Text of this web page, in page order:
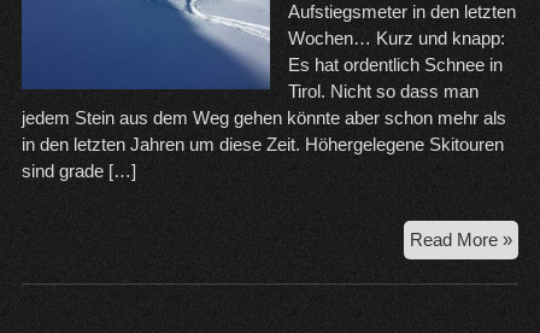
Aufstiegsmeter in den letzten
Wochen… Kurz und knapp:
Es hat ordentlich Schnee in
Tirol. Nicht so dass man
jedem Stein aus dem Weg gehen könnte aber schon mehr als
in den letzten Jahren um diese Zeit. Höhergelegene Skitouren
sind grade […]
Read More »30.
11.